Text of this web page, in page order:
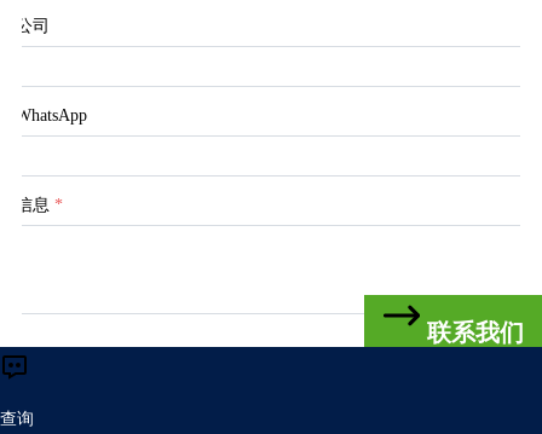
公司
WhatsApp
信息 *
查询
联系我们